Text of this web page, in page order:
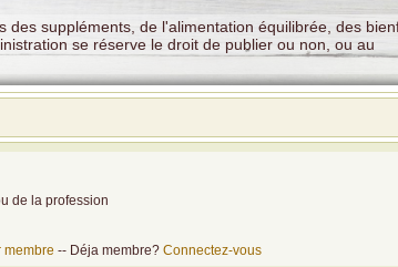
suppléments, de l'alimentation équilibrée, des
se réserve le droit de publier ou non, ou au
de la profession
membre -- Déja membre?Connectez-vous